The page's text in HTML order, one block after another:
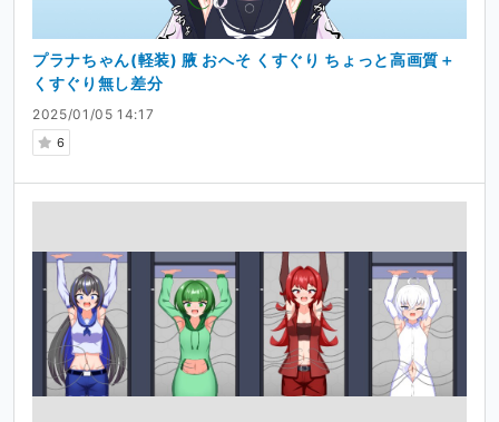
2025/01/05 14:17
6
プラナちゃん(軽装) 腋 おへそ くすぐり ちょっと高画質＋
くすぐり無し差分